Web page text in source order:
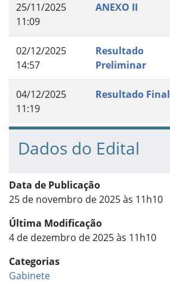
25/11/2025
11:09
ANEXO II
02/12/2025
14:57
Resultado
Preliminar
04/12/2025
11:19
Resultado Final
Dados do Edital
Data de Publicação
25 de novembro de 2025 às 11h10
Última Modificação
4 de dezembro de 2025 às 11h10
Categorias
Gabinete